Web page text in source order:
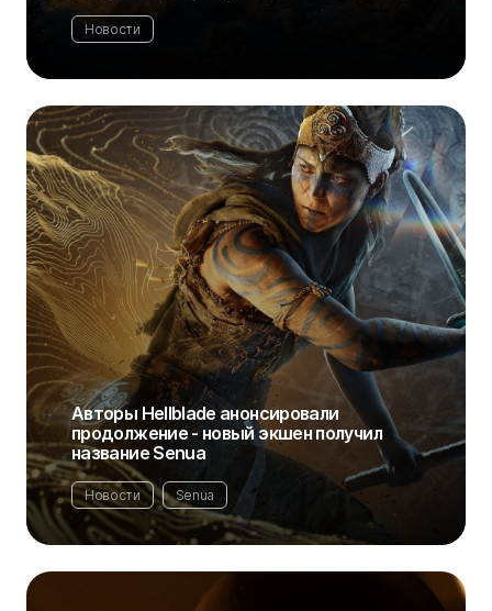
Новости
Авторы Hellblade анонсировали
продолжение - новый экшен получил
название Senua
Новости Senua